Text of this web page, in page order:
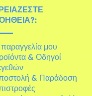
μου
& Οδηγοί
& Παράδοση